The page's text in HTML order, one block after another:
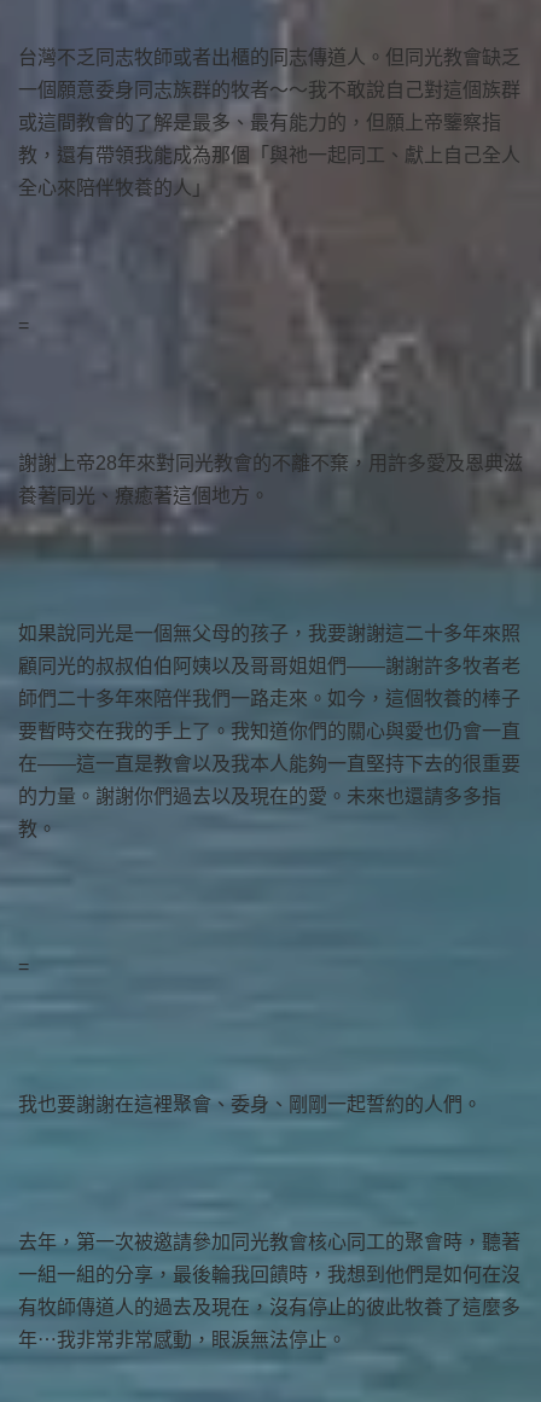
台灣不乏同志牧師或者出櫃的同志傳道人。但同光教會缺乏
一個願意委身同志族群的牧者～～我不敢說自己對這個族群
或這間教會的了解是最多、最有能力的，但願上帝鑒察指
教，還有帶領我能成為那個「與祂一起同工、獻上自己全人
全心來陪伴牧養的人」
=
謝謝上帝28年來對同光教會的不離不棄，用許多愛及恩典滋
養著同光、療癒著這個地方。
如果說同光是一個無父母的孩子，我要謝謝這二十多年來照
顧同光的叔叔伯伯阿姨以及哥哥姐姐們——謝謝許多牧者老
師們二十多年來陪伴我們一路走來。如今，這個牧養的棒子
要暫時交在我的手上了。我知道你們的關心與愛也仍會一直
在——這一直是教會以及我本人能夠一直堅持下去的很重要
的力量。謝謝你們過去以及現在的愛。未來也還請多多指
教。
=
我也要謝謝在這裡聚會、委身、剛剛一起誓約的人們。
去年，第一次被邀請參加同光教會核心同工的聚會時，聽著
一組一組的分享，最後輪我回饋時，我想到他們是如何在沒
有牧師傳道人的過去及現在，沒有停止的彼此牧養了這麼多
年⋯我非常非常感動，眼淚無法停止。